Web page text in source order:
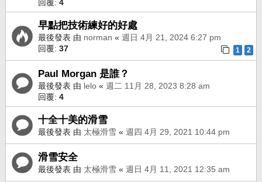
回覆: 4
早點把技術練好的好處
最後發表 由 norman « 週日 4月 21, 2024 6:27 pm
回覆: 37 1 2
Paul Morgan 是誰？
最後發表 由 lelo « 週二 11月 28, 2023 8:28 am
回覆: 4
十全十美的滑雪
最後發表 由 太極滑雪 « 週四 4月 29, 2021 10:44 pm
滑雪安全
最後發表 由 太極滑雪 « 週日 4月 11, 2021 12:35 am